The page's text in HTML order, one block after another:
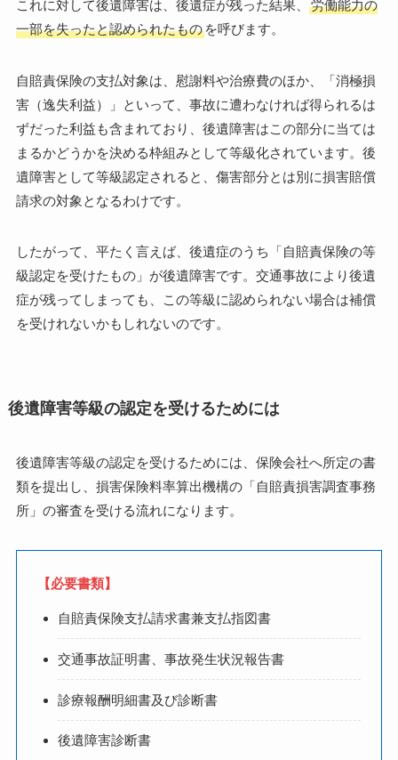
これに対して後遺障害は、後遺症が残った結果、
労働能力の
一部を失ったと認められたものを呼びます。
自賠責保険の支払対象は、慰謝料や治療費のほか、「消極損
害（逸失利益）」といって、事故に遭わなければ得られるは
ずだった利益も含まれており、後遺障害はこの部分に当ては
まるかどうかを決める枠組みとして等級化されています。後
遺障害として等級認定されると、傷害部分とは別に損害賠償
請求の対象となるわけです。
したがって、平たく言えば、後遺症のうち「自賠責保険の等
級認定を受けたもの」が後遺障害です。交通事故により後遺
症が残ってしまっても、この等級に認められない場合は補償
を受けれないかもしれないのです。
後遺障害等級の認定を受けるためには
後遺障害等級の認定を受けるためには、保険会社へ所定の書
類を提出し、損害保険料率算出機構の「自賠責損害調査事務
所」の審査を受ける流れになります。
【必要書類】
自賠責保険支払請求書兼支払指図書
交通事故証明書、事故発生状況報告書
診療報酬明細書及び診断書
後遺障害診断書